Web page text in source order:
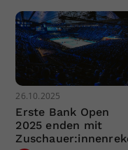
26.10.2025
Erste Bank Open
2025 enden mit